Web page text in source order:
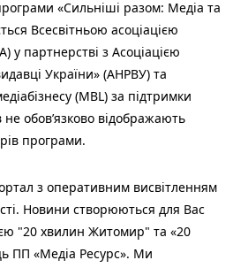
«Сильніші разом: Медіа та
Всесвітньою асоціацією
у партнерстві з Асоціацією
України» (АНРВУ) та
(MBL) за підтримки
не обов’язково відображають
програми.
з оперативним висвітленням
Новини створюються для Вас
"20 хвилин Житомир" та «20
ПП «Медіа Ресурс». Ми